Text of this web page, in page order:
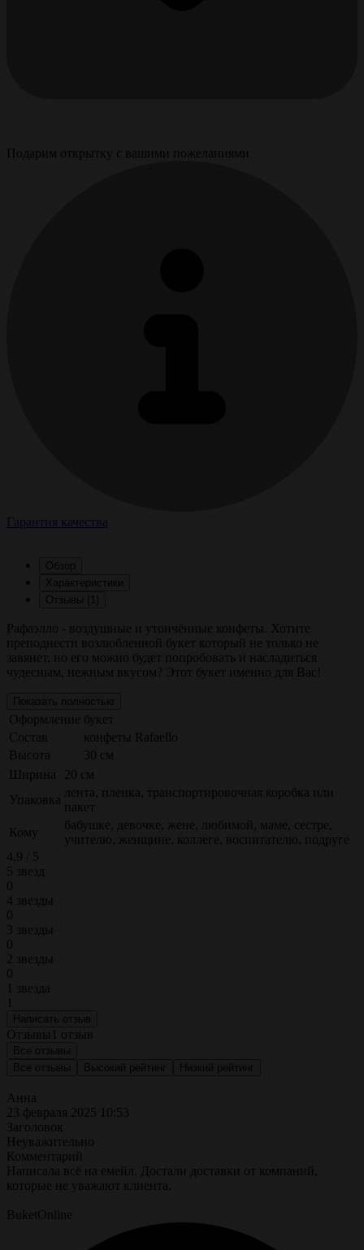
Подарим открытку с вашими пожеланиями
Гарантия качества
Обзор
Характеристики
Отзывы (1)
Рафаэлло - воздушные и утончённые конфеты. Хотите
преподнести возлюбленной букет который не только не
завянет, но его можно будет попробовать и насладиться
чудесным, нежным вкусом? Этот букет именно для Вас!
Показать полностью
Оформление букет
Состав
конфеты Rafaello
Высота
30 см
Ширина
20 см
Упаковка
лента, пленка, транспортировочная коробка или
пакет
Кому
бабушке, девочке, жене, любимой, маме, сестре,
учителю, женщине, коллеге, воспитателю, подруге
4,9 / 5
5 звезд
0
4 звезды
0
3 звезды
0
2 звезды
0
1 звезда
1
Написать отзыв
Отзывы 1 отзыв
Все отзывы
Все отзывы
Высокий рейтинг Низкий рейтинг
Анна
23 февраля 2025 10:53
Заголовок
Неуважительно
Комментарий
Написала всё на емейл. Достали доставки от компаний,
которые не уважают клиента.
BuketOnline